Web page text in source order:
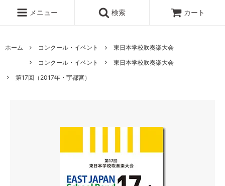
メニュー 検索 カート
ホーム コンクール・イベント
東日本学校吹奏楽大会
コンクール・イベント
東日本学校吹奏楽大会
第17回（2017年・宇都宮）